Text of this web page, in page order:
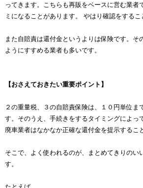
ってきます。こちらも再販をベースに営む業者
ミになることがあります。 やはり確認をするこ
また自賠責は還付金というよりは保険です。そ
ようにすすめる業者も多いです。
【おさえておきたい重要ポイント】
２の重量税、３の自賠責保険は、１０円単位ま
す。そのうえ、手続きをするタイミングによっ
廃車業者はなかなか正確な還付金を提示するこ
そこで、よく使われるのが、まとめてきりのい
す。